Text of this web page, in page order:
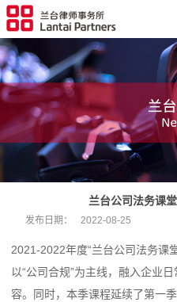
兰台公司法务课
发布日期： 2022-08-25
2021-2022年度“兰台公司法务课
以“公司合规”为主线，融入企业
容。同时，本季课程延续了第一